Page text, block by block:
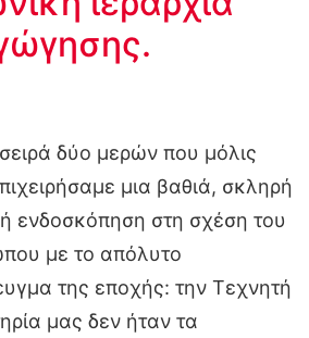
δύο μερών που μόλις
μια βαθιά, σκληρή
ενδοσκόπηση στη σχέση του
με το απόλυτο
της εποχής: την Τεχνητή
μας δεν ήταν τα